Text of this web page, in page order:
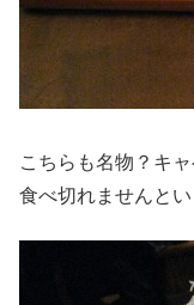
こちらも名物？キ
食べ切れませんとい